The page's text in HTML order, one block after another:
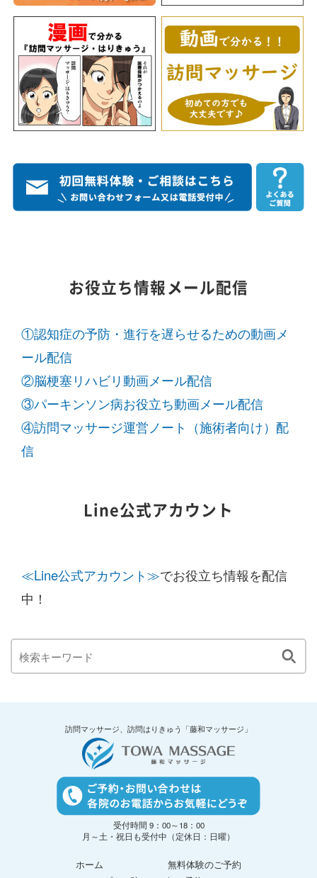
お役立ち情報メール配信
①認知症の予防・進行を遅らせるための動画メ
ール配信
②脳梗塞リハビリ動画メール配信
③パーキンソン病お役立ち動画メール配信
④訪問マッサージ運営ノート（施術者向け）配
信
Line公式アカウント
≪Line公式アカウント≫でお役立ち情報を配信
中！
訪問マッサージ、訪問はりきゅう「藤和マッサージ」
受付時間 9：00～18：00
月～土・祝日も受付中（定休日：日曜）
ホーム
無料体験のご予約